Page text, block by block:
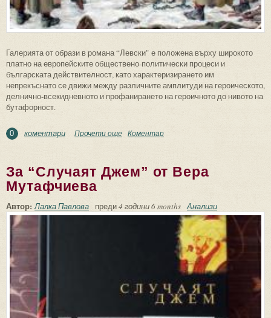
Галерията от образи в романа “Левски" е положена върху широкото
платно на европейските обществено-политически процеси и
българската действителност, като характеризирането им
непрекъснато се движи между различните амплитуди на героическото,
делнично-всекидневното и профанирането на героичното до нивото на
бутафорност.
0 коментари Прочети още about Светлини и сенки под знамето на
Коментар
За “Случаят Джем” от Вера
Мутафчиева
Автор: Лалка Павлова преди4 години 6 months Анализи